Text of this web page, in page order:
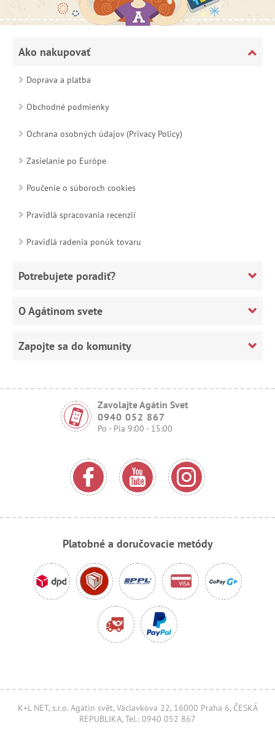
Ako nakupovať
Doprava a platba
Obchodné podmienky
Ochrana osobných údajov (Privacy Policy)
Zasielanie po Európe
Poučenie o súboroch cookies
Pravidlá spracovania recenzií
Pravidlá radenia ponúk tovaru
Potrebujete poradiť?
O Agátinom svete
Zapojte sa do komunity
Zavolajte Agátin Svet
0940 052 867
Po - Pia 9:00 - 15:00
Platobné a doručovacie metódy
K+L NET, s.r.o. Agátin svět, Václavkova 22, 16000 Praha 6, ČESKÁ
REPUBLIKA, Tel.: 0940 052 867